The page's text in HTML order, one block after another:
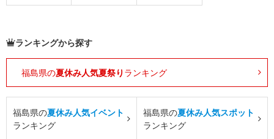
ランキングから探す
福島県の夏休み人気夏祭り ランキング
福島県の夏休み人気イベント
ランキング
福島県の夏休み人気スポット
ランキング